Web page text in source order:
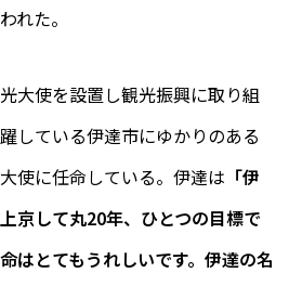
れた。
大使を設置し観光振興に取り組
している伊達市にゆかりのある
使に任命している。伊達は 「伊
京して丸20年、ひとつの目標で
はとてもうれしいです。伊達の名